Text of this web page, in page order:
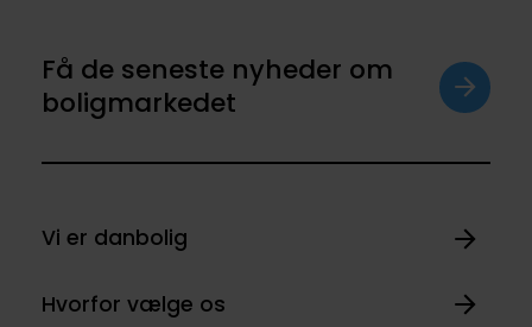
Få de seneste nyheder om
boligmarkedet
Vi er danbolig
Hvorfor vælge os